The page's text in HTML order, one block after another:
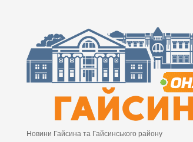
Новини Гайсина та Гайсинського району